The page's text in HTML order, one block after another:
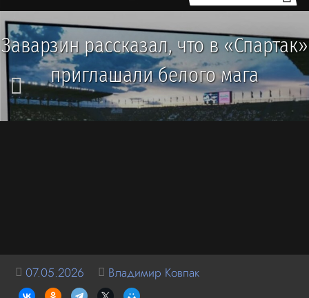
Заварзин рассказал, что в «Спартак»
приглашали белого мага
07.05.2026 Владимир Ковпак